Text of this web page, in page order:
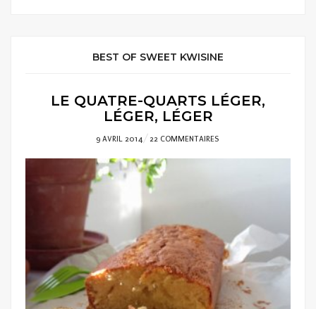
BEST OF SWEET KWISINE
LE QUATRE-QUARTS LÉGER,
LÉGER, LÉGER
POSTED
ON
9 AVRIL 2014 22 COMMENTAIRES